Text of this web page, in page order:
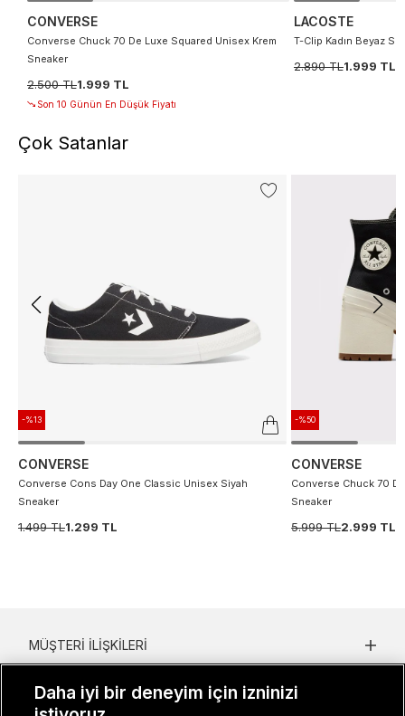
CONVERSE
Converse Chuck 70 De Luxe Squared Unisex Krem
Sneaker
2.500 TL1.999 TL
Son 10 Günün En Düşük Fiyatı
LACOSTE
T-Clip Kadın Beyaz
2.890 TL1.999 TL
Çok Satanlar
-%13
CONVERSE
Converse Cons Day One Classic Unisex Siyah
Sneaker
1.499 TL1.299 TL
-%50
CONVERSE
Converse Chuck 70
Sneaker
5.999 TL2.999 TL
MÜŞTERI İLIŞKILERI
KURUMSAL
Daha iyi bir deneyim için izninizi